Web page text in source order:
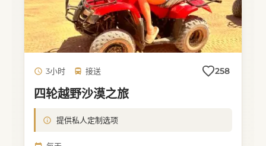
3小时 接送 258
四轮越野沙漠之旅
提供私人定制选项